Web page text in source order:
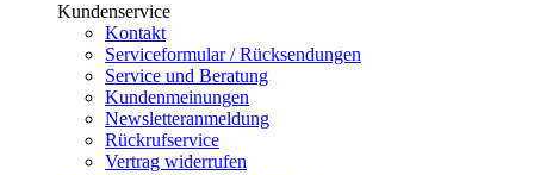
Kundenservice
Kontakt
Serviceformular / Rücksendungen
Service und Beratung
Kundenmeinungen
Newsletteranmeldung
Rückrufservice
Vertrag widerrufen